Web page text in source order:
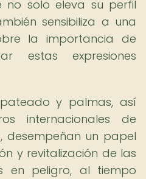
no solo eleva su perfil
sensibiliza a una
la importancia de
estas expresiones
y palmas, así
internacionales de
desempeñan un papel
y revitalización de las
en peligro, al tiempo